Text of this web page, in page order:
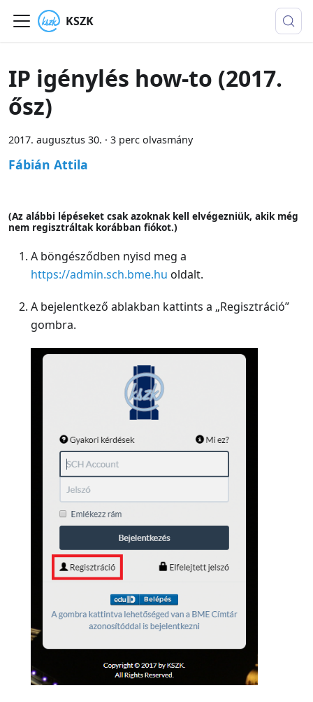
KSZK
IP igénylés how-to (2017.
ősz)
2017. augusztus 30. · 3 perc olvasmány
Fábián Attila
(Az alábbi lépéseket csak azoknak kell elvégezniük, akik még
nem regisztráltak korábban fiókot.)
A böngésződben nyisd meg a
https://admin.sch.bme.hu oldalt.
A bejelentkező ablakban kattints a „Regisztráció”
gombra.